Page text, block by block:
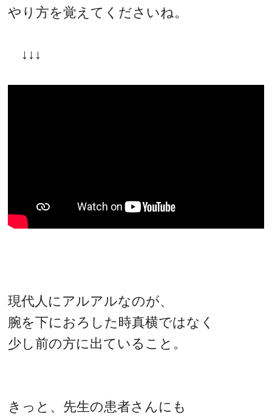
やり方を覚えてくださいね。
↓↓↓
現代人にアルアルなのが、
腕を下におろした時真横ではなく
少し前の方に出ていること。
きっと、先生の患者さんにも